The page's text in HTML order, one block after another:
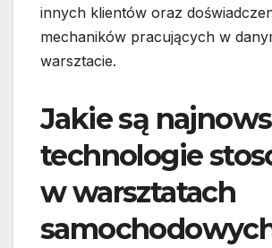
innych klientów oraz
mechaników pracujących w
warsztacie.
Jakie są
technologie
w warsztatach